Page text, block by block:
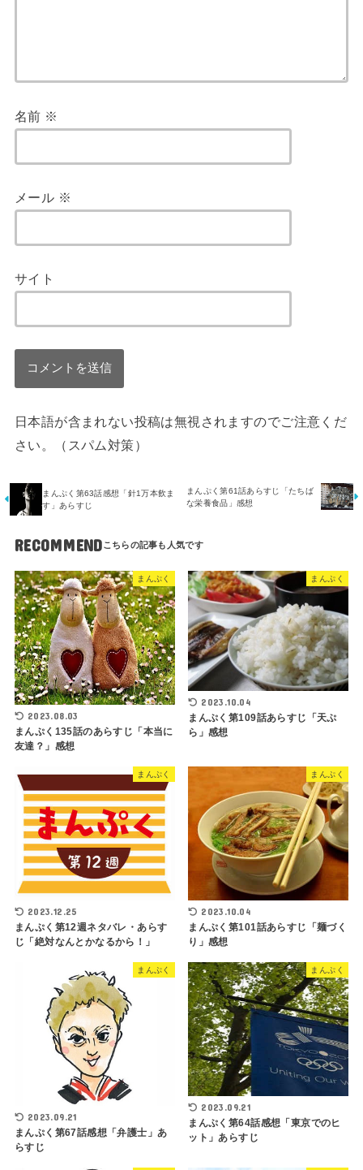
名前 ※
メール ※
サイト
日本語が含まれない投稿は無視されますのでご注意くだ
さい。（スパム対策）
まんぷく第63話感想「針1万本飲ま
す」あらすじ
まんぷく第61話あらすじ「たちば
な栄養食品」感想
RECOMMEND
まんぷく
2023.08.03
まんぷく135話のあらすじ「本当に
友達？」感想
まんぷく
2023.10.04
まんぷく第109話あらすじ「天ぷ
ら」感想
まんぷく
2023.12.25
まんぷく第12週ネタバレ・あらす
じ「絶対なんとかなるから！」
まんぷく
2023.10.04
まんぷく第101話あらすじ「麺づく
り」感想
まんぷく
2023.09.21
まんぷく第67話感想「弁護士」あ
らすじ
まんぷく
2023.09.21
まんぷく第64話感想「東京でのヒ
ット」あらすじ